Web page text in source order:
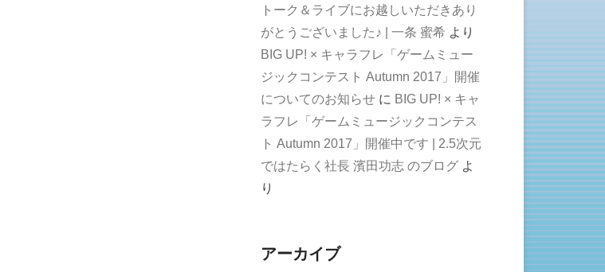
トーク＆ライブにお越しいただきあり
がとうございました♪ | 一条 蜜希 より
BIG UP! × キャラフレ「ゲームミュー
ジックコンテスト Autumn 2017」開催
についてのお知らせ に BIG UP! × キャ
ラフレ「ゲームミュージックコンテス
ト Autumn 2017」開催中です | 2.5次元
ではたらく社長 濱田功志 のブログ よ
り
アーカイブ